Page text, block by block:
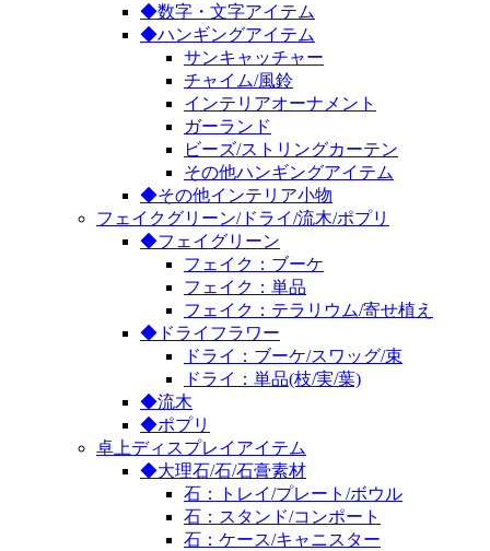
◆数字・文字アイテム
◆ハンギングアイテム
サンキャッチャー
チャイム/風鈴
インテリアオーナメント
ガーランド
ビーズ/ストリングカーテン
その他ハンギングアイテム
◆その他インテリア小物
フェイクグリーン/ドライ/流木/ポプリ
◆フェイグリーン
フェイク：ブーケ
フェイク：単品
フェイク：テラリウム/寄せ植え
◆ドライフラワー
ドライ：ブーケ/スワッグ/束
ドライ：単品(枝/実/葉)
◆流木
◆ポプリ
卓上ディスプレイアイテム
◆大理石/石/石膏素材
石：トレイ/プレート/ボウル
石：スタンド/コンポート
石：ケース/キャニスター